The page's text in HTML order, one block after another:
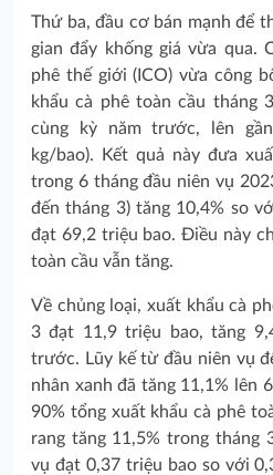
Thứ ba, đầu cơ bán mạnh để
gian đẩy khống giá vừa qua.
phê thế giới (ICO) vừa công
khẩu cà phê toàn cầu tháng
cùng kỳ năm trước, lên
kg/bao). Kết quả này đưa
trong 6 tháng đầu niên vụ
đến tháng 3) tăng 10,4% so
đạt 69,2 triệu bao. Điều này
toàn cầu vẫn tăng.
Về chủng loại, xuất khẩu cà
3 đạt 11,9 triệu bao, tăng
trước. Lũy kế từ đầu niên vụ
nhân xanh đã tăng 11,1% lên
90% tổng xuất khẩu cà phê
rang tăng 11,5% trong tháng
vụ đạt 0,37 triệu bao so với